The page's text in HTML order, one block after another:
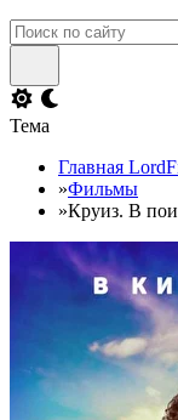
Тема
Главная
»Фильмы
»Круиз. В